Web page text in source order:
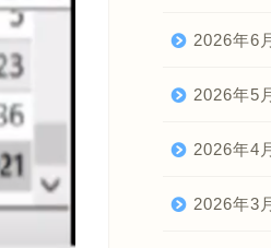
2026年6
2026年5
2026年4
2026年3